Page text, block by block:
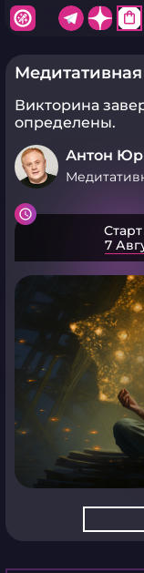
shopping_bag
Викторина
определены.
Антон
7